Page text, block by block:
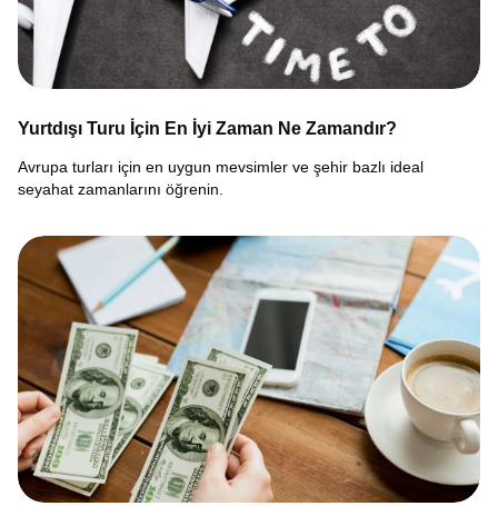
Yurtdışı Turu İçin En İyi Zaman Ne Zamandır?
Avrupa turları için en uygun mevsimler ve şehir bazlı ideal
seyahat zamanlarını öğrenin.